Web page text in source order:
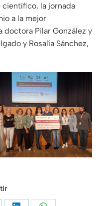
la jornada
a la mejor
doctora Pilar González y
y Rosalía Sánchez,